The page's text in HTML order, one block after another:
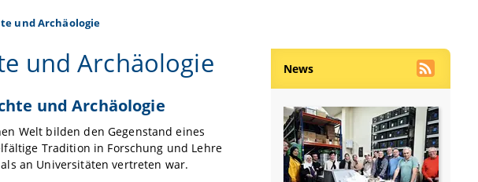
und Archäologie
und Archäologie
und Archäologie
Welt bilden den Gegenstand eines
Tradition in Forschung und Lehre
an Universitäten vertreten war.
News